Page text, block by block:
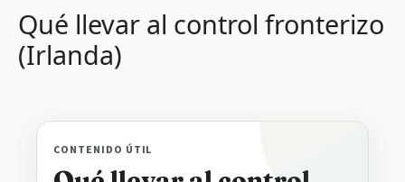
Qué llevar al control fronterizo
(Irlanda)
CONTENIDO ÚTIL